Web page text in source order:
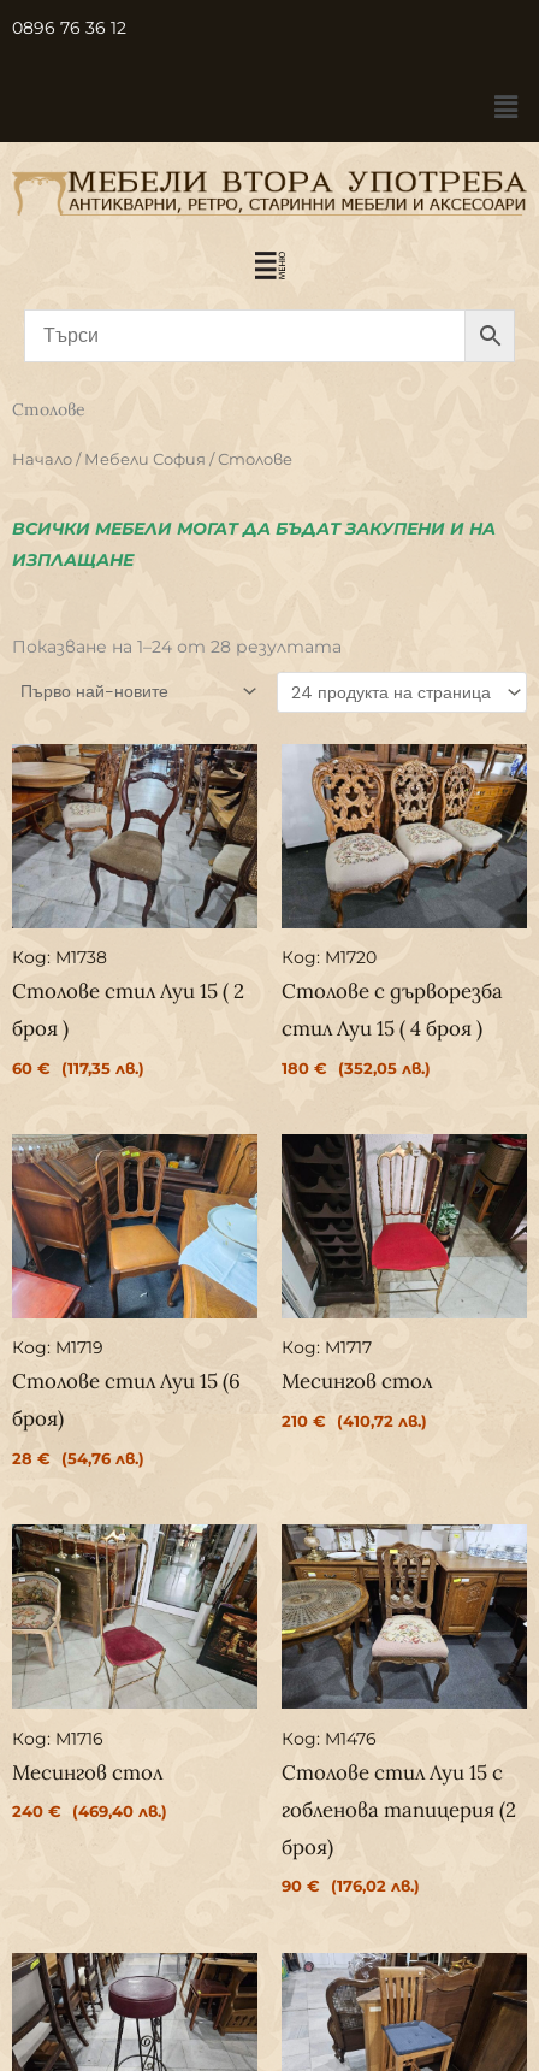
0896 76 36 12
Menu
Столове
Начало / Мебели София / Столове
ВСИЧКИ МЕБЕЛИ МОГАТ ДА БЪДАТ ЗАКУПЕНИ И НА
ИЗПЛАЩАНЕ
Показване на 1–24 от 28 резултата
Код: M1738
Столове стил Луи 15 ( 2
броя )
60 € (117,35 лв.)
Код: M1720
Столове с дърворезба
стил Луи 15 ( 4 броя )
180 € (352,05 лв.)
Код: M1719
Столове стил Луи 15 (6
броя)
28 € (54,76 лв.)
Код: M1717
Месингов стол
210 € (410,72 лв.)
Код: M1716
Месингов стол
240 € (469,40 лв.)
Код: M1476
Столове стил Луи 15 с
гобленова тапицерия (2
броя)
90 € (176,02 лв.)